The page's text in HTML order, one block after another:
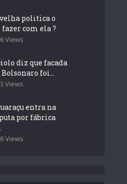
velha politica o
fazer com ela ?
Views
diz que facada
foi...
Views
entra na
por fábrica
Views